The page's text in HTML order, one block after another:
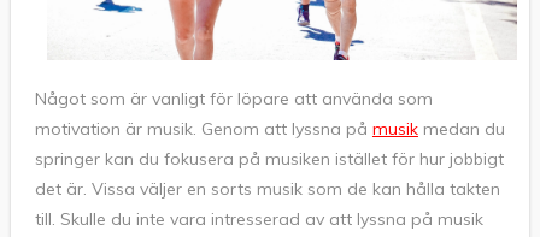
Något som är vanligt för löpare att använda som
motivation är musik. Genom att lyssna på musikmedan du
springer kan du fokusera på musiken istället för hur jobbigt
det är. Vissa väljer en sorts musik som de kan hålla takten
till. Skulle du inte vara intresserad av att lyssna på musik